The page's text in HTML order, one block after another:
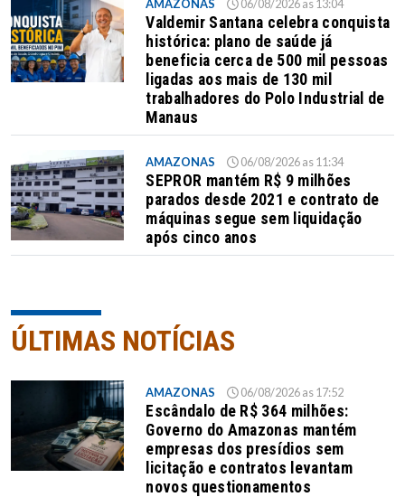
AMAZONAS 06/08/2026 as 13:04
Valdemir Santana celebra conquista
histórica: plano de saúde já
beneficia cerca de 500 mil pessoas
ligadas aos mais de 130 mil
trabalhadores do Polo Industrial de
Manaus
AMAZONAS 06/08/2026 as 11:34
SEPROR mantém R$ 9 milhões
parados desde 2021 e contrato de
máquinas segue sem liquidação
após cinco anos
ÚLTIMAS NOTÍCIAS
AMAZONAS 06/08/2026 as 17:52
Escândalo de R$ 364 milhões:
Governo do Amazonas mantém
empresas dos presídios sem
licitação e contratos levantam
novos questionamentos